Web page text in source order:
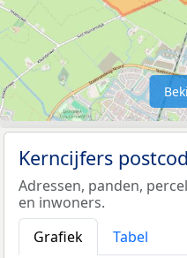
Kerncijfers
Adressen, panden,
en inwoners.
Grafiek
Tabel